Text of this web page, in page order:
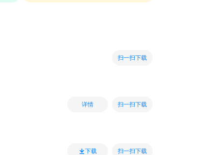
扫一扫下载
详情 扫一扫下载
下载 扫一扫下载